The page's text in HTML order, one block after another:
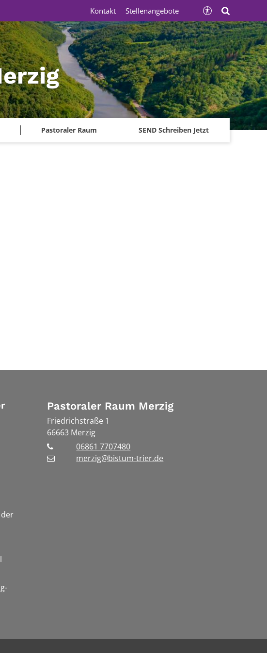
Pastoraler Raum SEND Schreiben Jetzt
Kontakt Stellenangebote
Pastoraler Raum Merzig
Friedrichstraße 1
66663 Merzig
06861 7707480
merzig@bistum-trier.de